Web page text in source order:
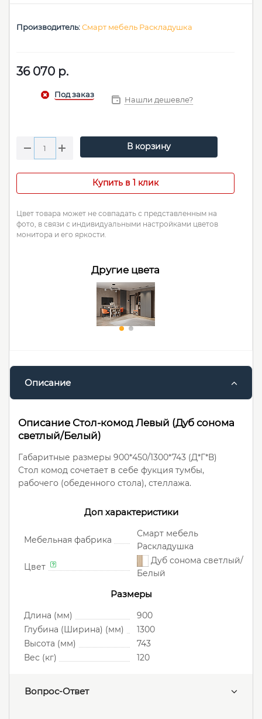
Производитель:Смарт мебель Раскладушка
36 070 р.
Нашли дешевле?
В корзину
Купить в 1 клик
Цвет товара может не совпадать с представленным на
фото, в связи с индивидуальными настройками цветов
монитора и его яркости.
Другие цвета
Описание
Описание Стол-комод Левый (Дуб сонома
светлый/Белый)
Габаритные размеры 900*450/1300*743 (Д*Г*В)
Стол комод сочетает в себе фукция тумбы,
рабочего (обеденного стола), стеллажа.
Доп характеристики
Мебельная фабрика
Смарт мебель
Раскладушка
Цвет
Дуб сонома светлый/
Белый
Размеры
Длина (мм)
900
Глубина (Ширина) (мм)
1300
Высота (мм)
743
Вес (кг)
120
Вопрос-Ответ